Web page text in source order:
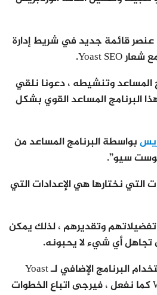
قائمة جديد في شريط إدارة
المساعد وتنشيطه ، دعونا نلقي
البرنامج المساعد القوي بشكل
بواسطة البرنامج المساعد من
سيو”.
التي نختارها هي الإعدادات التي
تفضيلاتهم وتقديرهم ، لذلك يمكن
أي شيء لا يحبونه.
إذا كنت مبتدئًا وتريد استخدام البرنامج الإضافي لـ Yoast
الخاص بـ WordPress SEO كما نفعل ، فيرجى اتباع الخطوات